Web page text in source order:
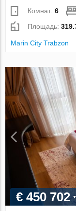
Комнат:6
Площадь:
Marin City Trabzon
€ 450 702